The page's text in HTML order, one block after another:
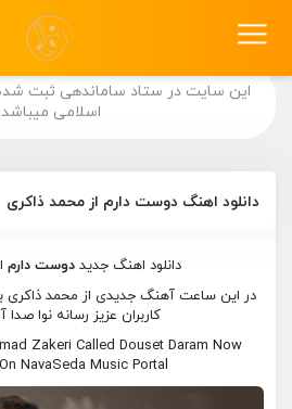
این سایت در ستاد ساماندهی ثبت
اسلامی میباشد.
دانلود اهنگ دوست دارم از محمد ذاکری
دانلود اهنگ جدیددوست دارم
در این ساعت آهنگ جدیدی از محمد ذاکری
کاربران عزیز رسانه نوا صدا
Zakeri Called Douset Daram Now
NavaSeda Music Portal